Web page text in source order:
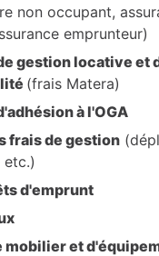
non occupant,
emprunteur)
gestion locative et
(frais Matera)
à l'OGA
frais de gestion
etc.)
d'emprunt
mobilier et